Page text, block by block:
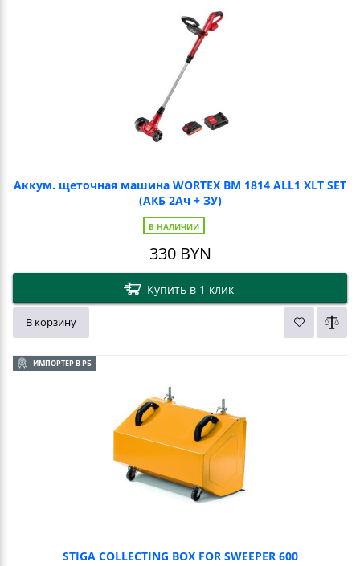
Аккум. щеточная машина WORTEX BM 1814 ALL1 XLT SET
(АКБ 2Ач + ЗУ)
В НАЛИЧИИ
330BYN
Купить в 1 клик
В корзину
ИМПОРТЕР В РБ
STIGA COLLECTING BOX FOR SWEEPER 600